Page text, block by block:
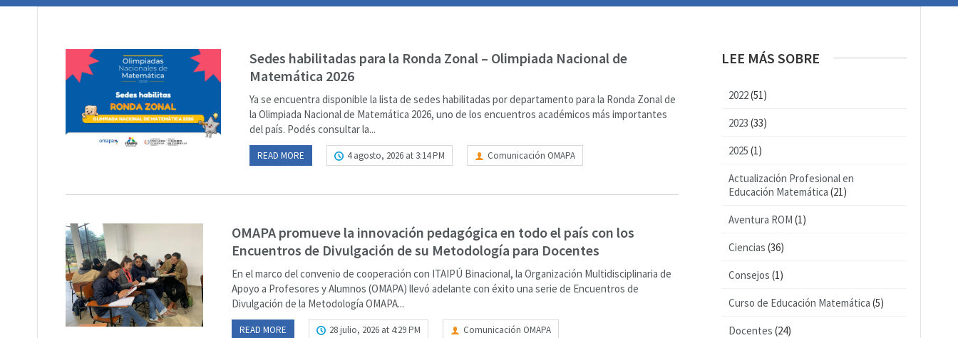
Sedes habilitadas para la Ronda Zonal – Olimpiada Nacional de
Matemática 2026
Ya se encuentra disponible la lista de sedes habilitadas por departamento para la Ronda Zonal de
la Olimpiada Nacional de Matemática 2026, uno de los encuentros académicos más importantes
del país. Podés consultar la...
READ MORE 4 agosto, 2026 at 3:14 PM Comunicación OMAPA
OMAPA promueve la innovación pedagógica en todo el país con los
Encuentros de Divulgación de su Metodología para Docentes
En el marco del convenio de cooperación con ITAIPÚ Binacional, la Organización Multidisciplinaria de
Apoyo a Profesores y Alumnos (OMAPA) llevó adelante con éxito una serie de Encuentros de
Divulgación de la Metodología OMAPA...
READ MORE 28 julio, 2026 at 4:29 PM Comunicación OMAPA
LEE MÁS SOBRE
2022(51)
2023 (33)
2025 (1)
Actualización Profesional en
Educación Matemática (21)
Aventura ROM (1)
Ciencias (36)
Consejos (1)
Curso de Educación Matemática (5)
Docentes (24)